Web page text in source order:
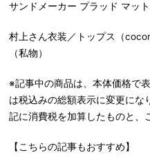
サンドメーカー プラッド マッ
村上さん衣装／トップス（
（私物）
※記事中の商品は、本体価格で
は税込みの総額表示に変更にな
記に消費税を加算したものと、
【こちらの記事もおすすめ】